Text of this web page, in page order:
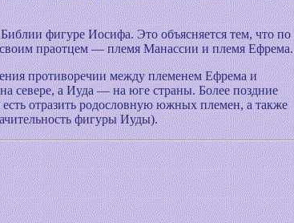
фигуре Иосифа. Это объясняется тем, что по
своим праотцем — племя Манассии и племя Ефрема.
противоречии между племенем Ефрема и
севере, а Иуда — на юге страны. Более поздние
отразить родословную южных племен, а также
фигуры Иуды).